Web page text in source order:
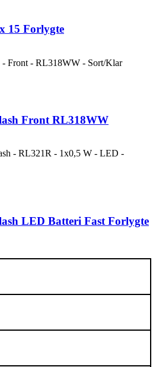
15 Forlygte
Front RL318WW
LED Batteri Fast Forlygte